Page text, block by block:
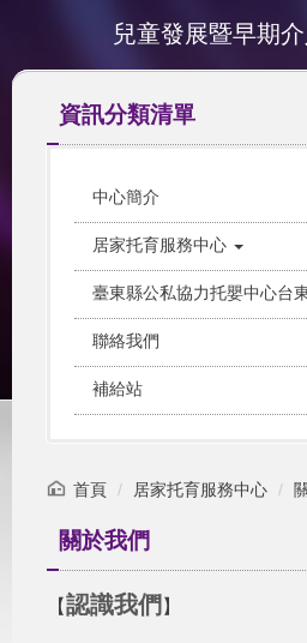
主
兒童發展暨早期
資訊分類清單
中心簡介
居家托育服務中心
臺東縣公私協力托嬰中心台
聯絡我們
補給站
首頁 居家托育服務中心
關於我們
【認識我們 】